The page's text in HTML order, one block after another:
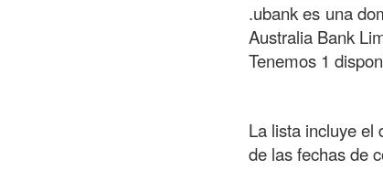
.ubank es una
Australia Bank
Tenemos 1
La lista incluye el
de las fechas de